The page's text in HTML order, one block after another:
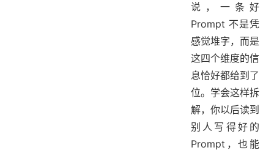
说，一条好
Prompt 不是凭
感觉堆字，而是
这四个维度的信
息恰好都给到了
位。学会这样拆
解，你以后读到
别人写得好的
Prompt，也能